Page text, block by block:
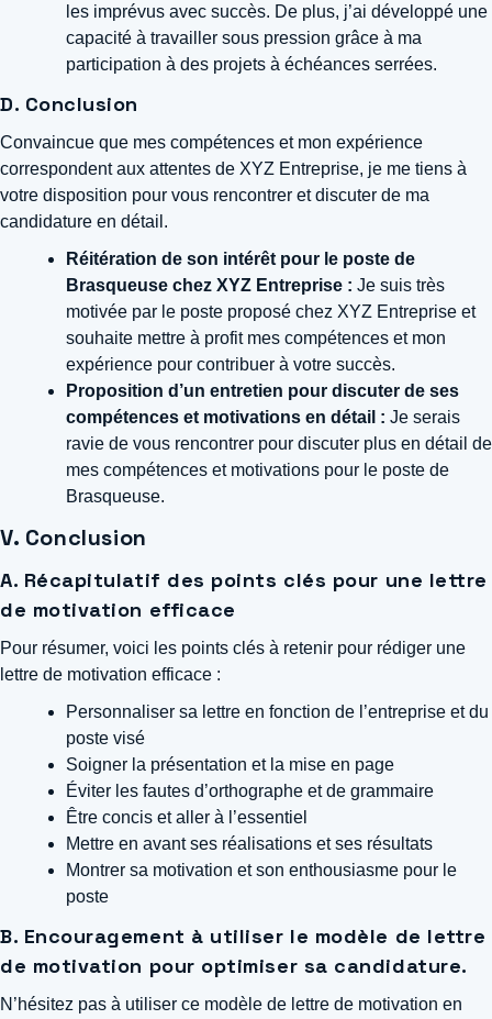
les imprévus avec succès. De plus, j’ai développé une
capacité à travailler sous pression grâce à ma
participation à des projets à échéances serrées.
D. Conclusion
Convaincue que mes compétences et mon expérience
correspondent aux attentes de XYZ Entreprise, je me tiens à
votre disposition pour vous rencontrer et discuter de ma
candidature en détail.
Réitération de son intérêt pour le poste de
Brasqueuse chez XYZ Entreprise : Je suis très
motivée par le poste proposé chez XYZ Entreprise et
souhaite mettre à profit mes compétences et mon
expérience pour contribuer à votre succès.
Proposition d’un entretien pour discuter de ses
compétences et motivations en détail : Je serais
ravie de vous rencontrer pour discuter plus en détail de
mes compétences et motivations pour le poste de
Brasqueuse.
V. Conclusion
A. Récapitulatif des points clés pour une lettre
de motivation efficace
Pour résumer, voici les points clés à retenir pour rédiger une
lettre de motivation efficace :
Personnaliser sa lettre en fonction de l’entreprise et du
poste visé
Soigner la présentation et la mise en page
Éviter les fautes d’orthographe et de grammaire
Être concis et aller à l’essentiel
Mettre en avant ses réalisations et ses résultats
Montrer sa motivation et son enthousiasme pour le
poste
B. Encouragement à utiliser le modèle de lettre
de motivation pour optimiser sa candidature.
N’hésitez pas à utiliser ce modèle de lettre de motivation en